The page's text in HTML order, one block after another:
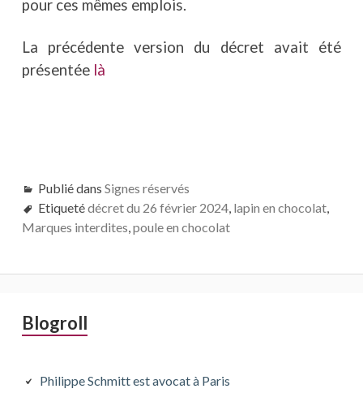
pour ces mêmes emplois.
La précédente version du décret avait été
présentée là
Publié dans Signes réservés
Etiquetédécret du 26 février 2024, lapin en chocolat,
Marques interdites,poule en chocolat
Barre
principale
Blogroll
Philippe Schmitt est avocat à Paris